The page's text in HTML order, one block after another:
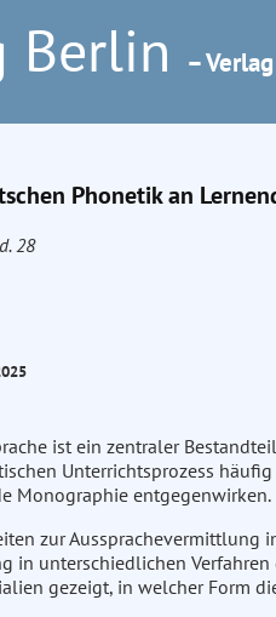
Berlin –
Phonetik an
28
ist ein zentraler
Unterrichtsprozess
Monographie entgegenwirken.
zur Aussprachevermittlung
in unterschiedlichen
gezeigt, in welcher Form